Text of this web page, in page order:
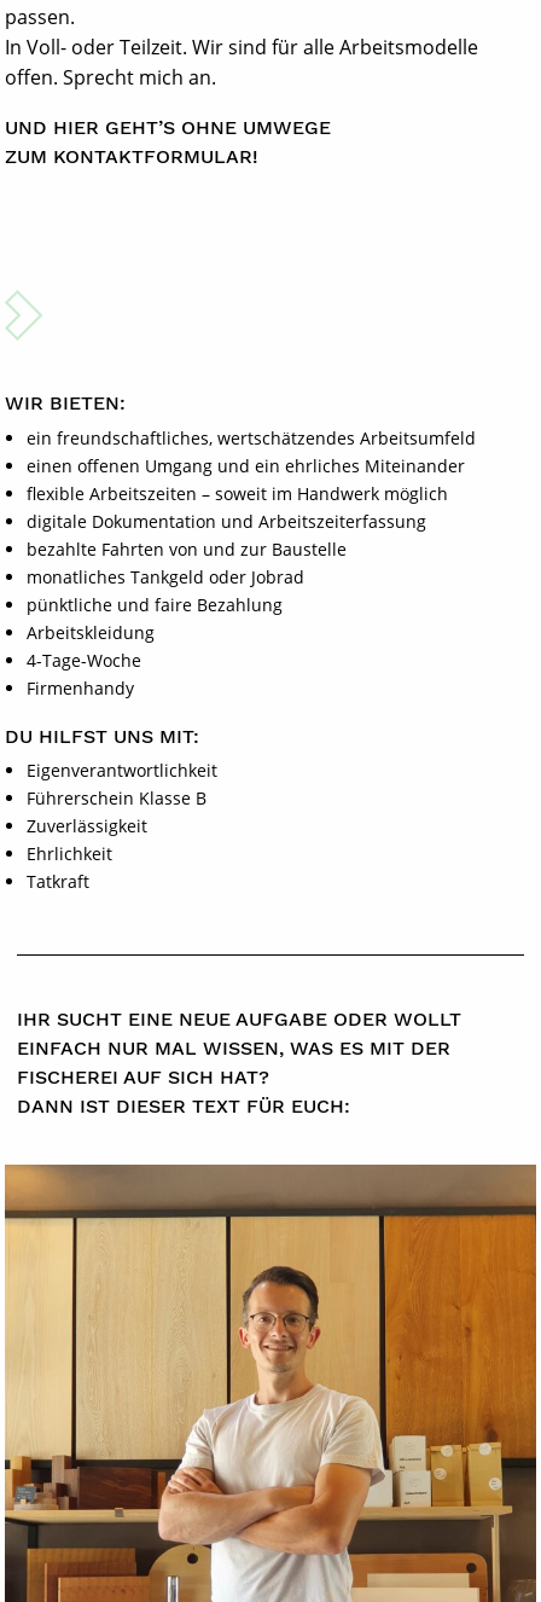
passen.
In Voll- oder Teilzeit. Wir sind für alle Arbeitsmodelle
offen. Sprecht mich an.
UND HIER GEHT’S OHNE UMWEGE
ZUM KONTAKTFORMULAR!
WIR BIETEN:
ein freundschaftliches, wertschätzendes Arbeitsumfeld
einen offenen Umgang und ein ehrliches Miteinander
flexible Arbeitszeiten – soweit im Handwerk möglich
digitale Dokumentation und Arbeitszeiterfassung
bezahlte Fahrten von und zur Baustelle
monatliches Tankgeld oder Jobrad
pünktliche und faire Bezahlung
Arbeitskleidung
4-Tage-Woche
Firmenhandy
DU HILFST UNS MIT:
Eigenverantwortlichkeit
Führerschein Klasse B
Zuverlässigkeit
Ehrlichkeit
Tatkraft
IHR SUCHT EINE NEUE AUFGABE ODER WOLLT
EINFACH NUR MAL WISSEN, WAS ES MIT DER
FISCHEREI AUF SICH HAT?
DANN IST DIESER TEXT FÜR EUCH: